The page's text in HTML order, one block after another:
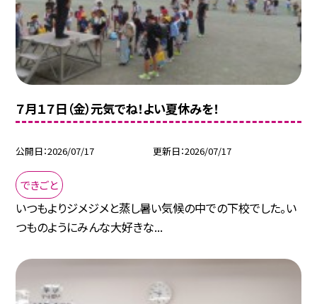
７月１７日（金）元気でね！よい夏休みを！
公開日 2026/07/17 更新日 2026/07/17
できごと
いつもよりジメジメと蒸し暑い気候の中での下校でした。い
つものようにみんな大好きな...